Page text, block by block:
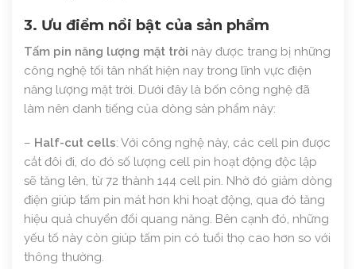
3. Ưu điểm nổi bật của sản phẩm
Tấm pin năng lượng mặt trời này được trang bị những
công nghệ tối tân nhất hiện nay trong lĩnh vực điện
năng lượng mặt trời. Dưới đây là bốn công nghệ đã
làm nên danh tiếng của dòng sản phẩm này:
– Half-cut cells: Với công nghệ này, các cell pin được
cắt đôi đi, do đó số lượng cell pin hoạt động độc lập
sẽ tăng lên, từ 72 thành 144 cell pin. Nhờ đó giảm dòng
điện giúp tấm pin mát hơn khi hoạt động, qua đó tăng
hiệu quả chuyển đổi quang năng. Bên cạnh đó, những
yếu tố này còn giúp tấm pin có tuổi thọ cao hơn so với
thông thường.